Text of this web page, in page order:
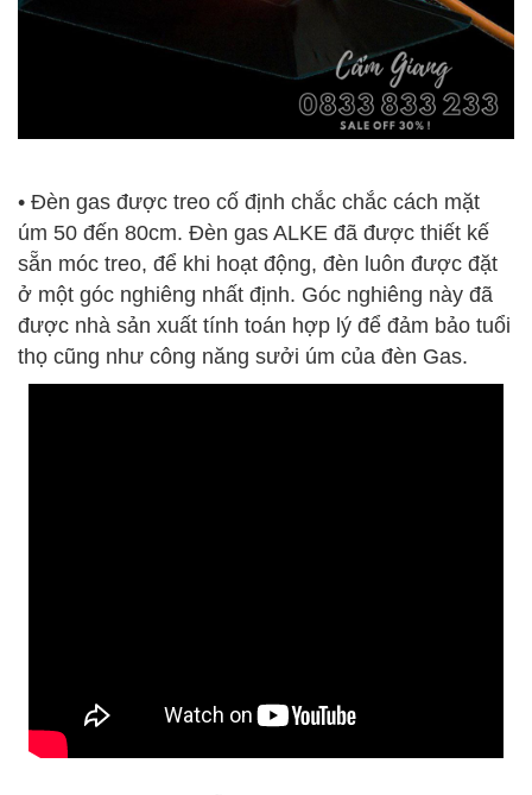
• Đèn gas được treo cố định chắc chắc cách mặt
úm 50 đến 80cm. Đèn gas ALKE đã được thiết kế
sẵn móc treo, để khi hoạt động, đèn luôn được đặt
ở một góc nghiêng nhất định. Góc nghiêng này đã
được nhà sản xuất tính toán hợp lý để đảm bảo tuổi
thọ cũng như công năng sưởi úm của đèn Gas.